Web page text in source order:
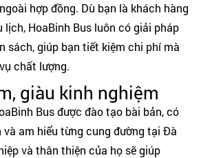
hợp đồng. Dù bạn là khách hàng
lịch, HoaBinh Bus luôn có giải pháp
sách, giúp bạn tiết kiệm chi phí mà
chất lượng.
giàu kinh nghiệm
Bus được đào tạo bài bản, có
và am hiểu từng cung đường tại Đà
và thân thiện của họ sẽ giúp